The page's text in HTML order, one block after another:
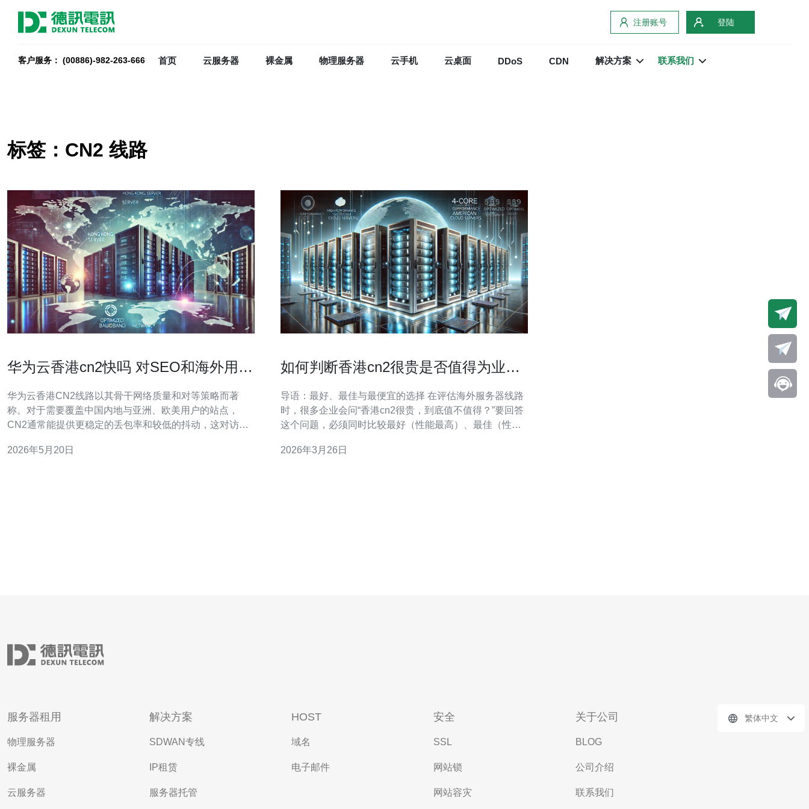
注册账号 登陆
客户服务： (00886)-982-263-666 首页 云服务器 裸金属 物理服务器 云手机 云桌面 DDoS CDN 解决方案 联系我们
标签：CN2 线路
华为云香港cn2快吗 对SEO和海外用户
华为云香港CN2线路以其骨干网络质量和对等策略而著
称。对于需要覆盖中国内地与亚洲、欧美用户的站点，
CN2通常能提供更稳定的丢包率和较低的抖动，这对访问
核心在于两个维度：一是物理距离与延迟，二是网络路径
2026年5月20日
如何判断香港cn2很贵是否值得为业务
导语：最好、最佳与最便宜的选择 在评估海外服务器线路
时，很多企业会问“香港cn2很贵，到底值不值得？”要回答
这个问题，必须同时比较最好（性能最高）、最佳（性价
用户的业务，香港cn2以低延迟、稳定性著称，但价格通常
2026年3月26日
服务器租用
物理服务器
裸金属
云服务器
解决方案
SDWAN专线
IP租赁
服务器托管
HOST
域名
电子邮件
安全
SSL
网站锁
网站容灾
关于公司
BLOG
公司介绍
联系我们
繁体中文